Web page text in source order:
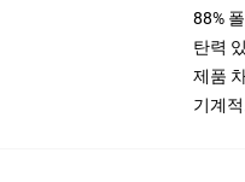
88%
탄력
제품
기계